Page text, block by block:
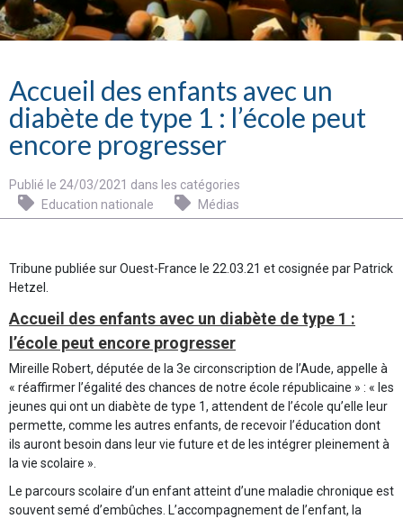
Accueil des enfants avec un
diabète de type 1 : l’école peut
encore progresser
Publié le 24/03/2021 dans les catégories
Education nationale
Médias
Tribune publiée sur Ouest-France le 22.03.21 et cosignée par Patrick
Hetzel.
Accueil des enfants avec un diabète de type 1 :
l’école peut encore progresser
Mireille Robert, députée de la 3e circonscription de l’Aude, appelle à
« réaffirmer l’égalité des chances de notre école républicaine » : « les
jeunes qui ont un diabète de type 1, attendent de l’école qu’elle leur
permette, comme les autres enfants, de recevoir l’éducation dont
ils auront besoin dans leur vie future et de les intégrer pleinement à
la vie scolaire ».
Le parcours scolaire d’un enfant atteint d’une maladie chronique est
souvent semé d’embûches. L’accompagnement de l’enfant, la